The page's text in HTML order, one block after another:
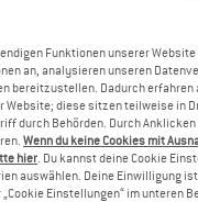
Funktionen unserer Website
an, analysieren unseren
bereitzustellen. Dadurch erfahren
Website; diese sitzen teilweise in
durch Behörden. Durch Anklicken
Wenn du keine Cookies mit
hier. Du kannst deine Cookie
auswählen. Deine Einwilligung
Einstellungen“ im unteren